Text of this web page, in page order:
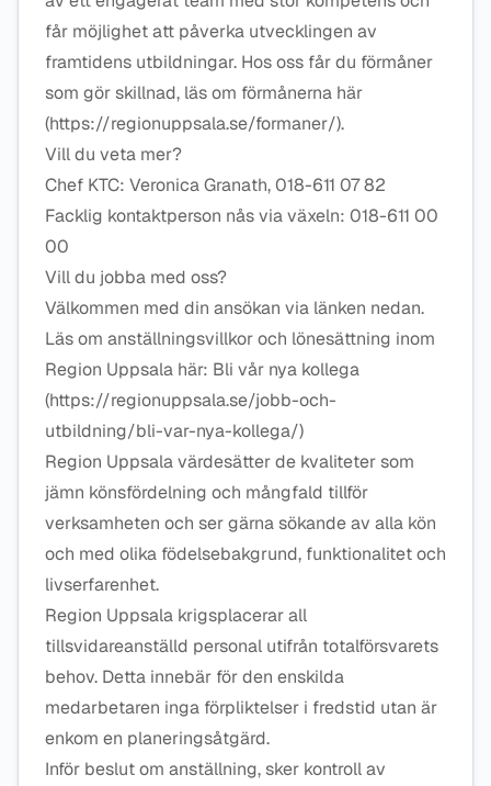
får möjlighet att påverka utvecklingen av
framtidens utbildningar. Hos oss får du förmåner
som gör skillnad, läs om förmånerna här
(https://regionuppsala.se/formaner/).
Vill du veta mer?
Chef KTC: Veronica Granath, 018-611 07 82
Facklig kontaktperson nås via växeln: 018-611 00
00
Vill du jobba med oss?
Välkommen med din ansökan via länken nedan.
Läs om anställningsvillkor och lönesättning inom
Region Uppsala här: Bli vår nya kollega
(https://regionuppsala.se/jobb-och-
utbildning/bli-var-nya-kollega/)
Region Uppsala värdesätter de kvaliteter som
jämn könsfördelning och mångfald tillför
verksamheten och ser gärna sökande av alla kön
och med olika födelsebakgrund, funktionalitet och
livserfarenhet.
Region Uppsala krigsplacerar all
tillsvidareanställd personal utifrån totalförsvarets
behov. Detta innebär för den enskilda
medarbetaren inga förpliktelser i fredstid utan är
enkom en planeringsåtgärd.
Inför beslut om anställning, sker kontroll av